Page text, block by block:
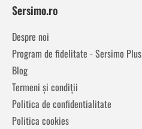
Sersimo.ro
Despre noi
Program de fidelitate - Sersimo Plus
Blog
Termeni și condiții
Politica de confidentialitate
Politica cookies